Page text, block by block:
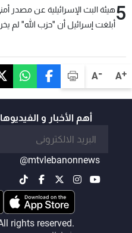
A+
A-
5هيئة البث الإسرائيلية عن مصدر
أبلغت إسرائيل أن "حزب الله" لم
أهم الأخبار و
@mtvlebanonnews
rights reserved.